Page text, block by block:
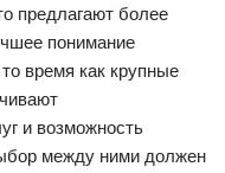
предлагают более
понимание
время как крупные
и возможность
между ними должен